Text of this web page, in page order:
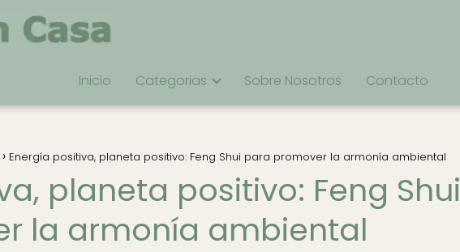
Inicio Categorias Sobre Nosotros Contacto
Energía positiva, planeta positivo: Feng Shui para promover la armonía ambiental
planeta positivo: Feng Shui
la armonía ambiental